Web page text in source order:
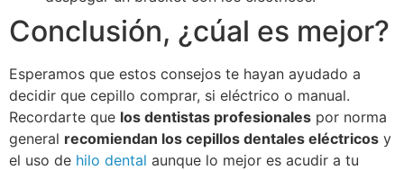
Conclusión, ¿cúal es mejor?
Esperamos que estos consejos te hayan ayudado a
decidir que cepillo comprar, si eléctrico o manual.
Recordarte que los dentistas profesionales por norma
general recomiendan los cepillos dentales eléctricos y
el uso de hilo dental aunque lo mejor es acudir a tu